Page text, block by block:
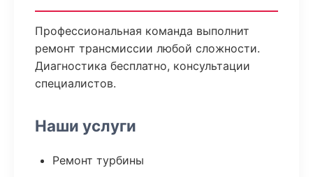
Профессиональная команда выполнит
ремонт трансмиссии любой сложности.
Диагностика бесплатно, консультации
специалистов.
Наши услуги
Ремонт турбины